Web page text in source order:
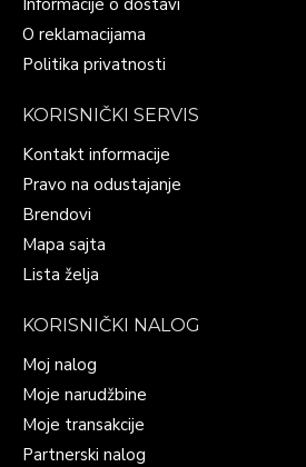
Informacije o dostavi
O reklamacijama
Politika privatnosti
KORISNIČKI SERVIS
Kontakt informacije
Pravo na odustajanje
Brendovi
Mapa sajta
Lista želja
KORISNIČKI NALOG
Moj nalog
Moje narudžbine
Moje transakcije
Partnerski nalog